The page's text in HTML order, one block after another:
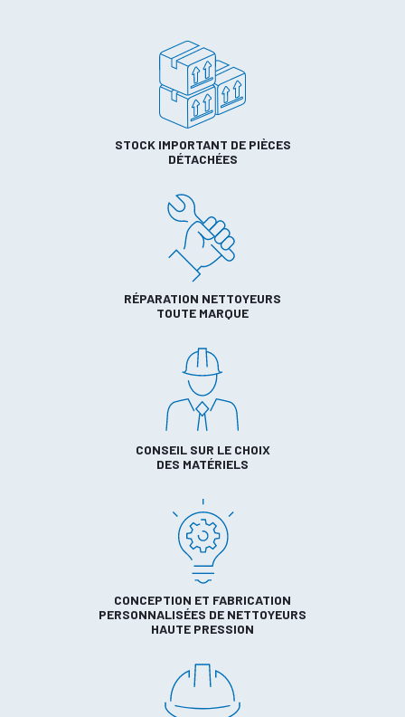
STOCK IMPORTANT DE PIÈCES
DÉTACHÉES
RÉPARATION NETTOYEURS
TOUTE MARQUE
CONSEIL SUR LE CHOIX
DES MATÉRIELS
CONCEPTION ET FABRICATION
PERSONNALISÉES DE NETTOYEURS
HAUTE PRESSION